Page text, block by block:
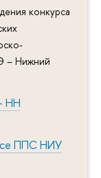
конкурса
– Нижний
НН
ППС НИУ